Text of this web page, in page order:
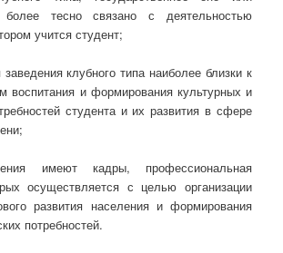
более тесно связано с деятельностью
учится студент;
клубного типа наиболее близки к
воспитания и формирования культурных и
студента и их развития в сфере
имеют кадры, профессиональная
осуществляется с целью организации
развития населения и формирования
потребностей.